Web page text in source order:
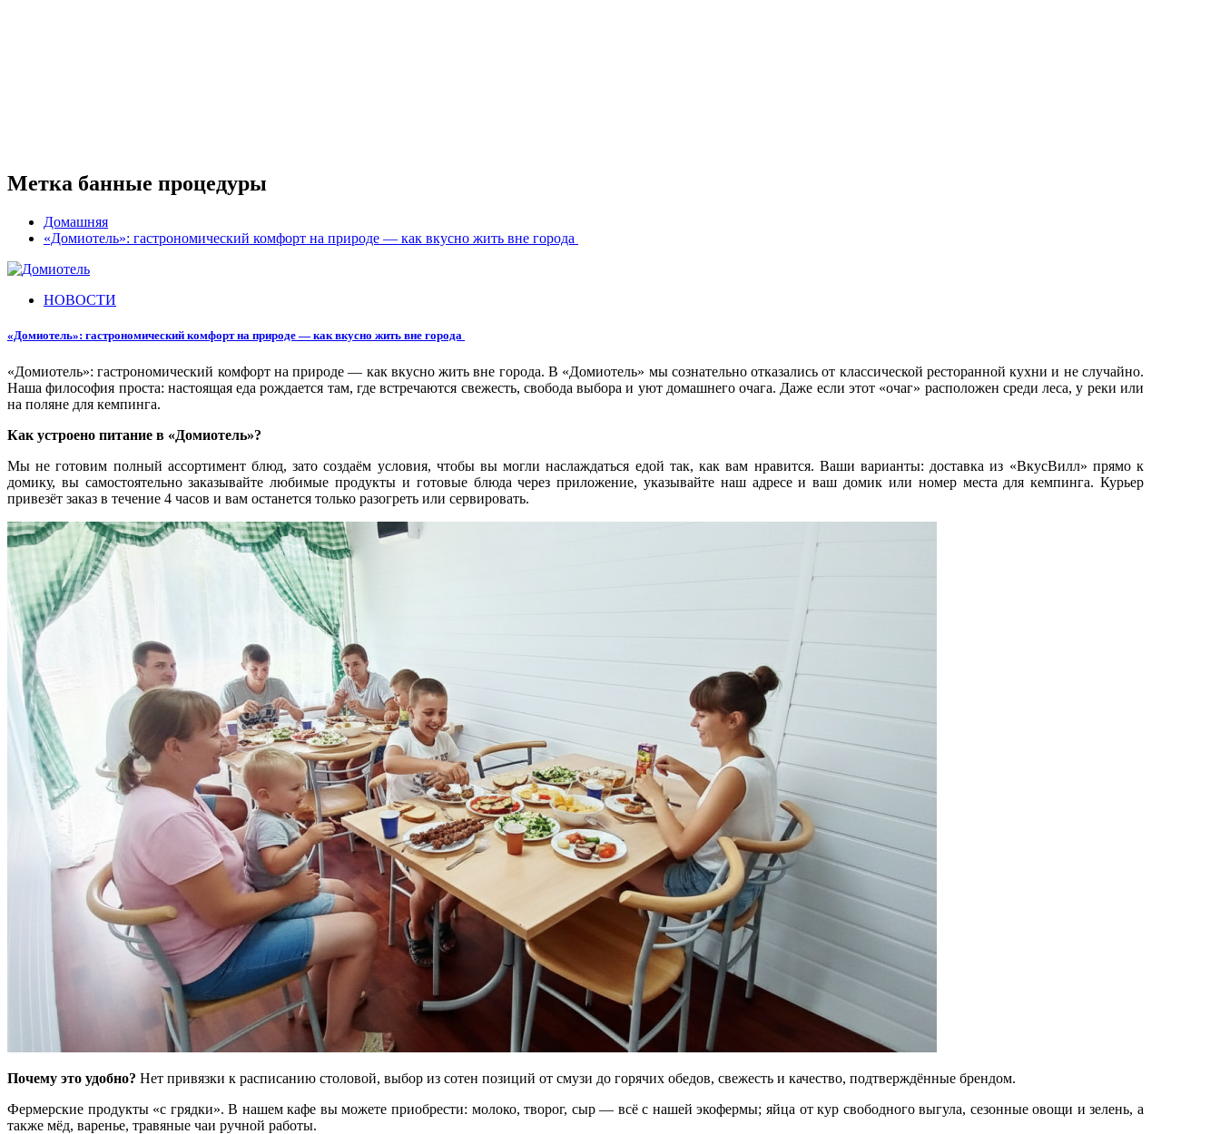
Метка банные процедуры
Домашняя
«Домиотель»: гастрономический комфорт на природе — как вкусно жить вне города
НОВОСТИ
«Домиотель»: гастрономический комфорт на природе — как вкусно жить вне города
«Домиотель»: гастрономический комфорт на природе — как вкусно жить вне города. В «Домиотель» мы сознательно отказались от классической ресторанной кухни и не случайно.
Наша философия проста: настоящая еда рождается там, где встречаются свежесть, свобода выбора и уют домашнего очага. Даже если этот «очаг» расположен среди леса, у реки или
на поляне для кемпинга.
Как устроено питание в «Домиотель»?
Мы не готовим полный ассортимент блюд, зато создаём условия, чтобы вы могли наслаждаться едой так, как вам нравится. Ваши варианты: доставка из «ВкусВилл» прямо к
домику, вы самостоятельно заказывайте любимые продукты и готовые блюда через приложение, указывайте наш адресе и ваш домик или номер места для кемпинга. Курьер
привезёт заказ в течение 4 часов и вам останется только разогреть или сервировать.
Почему это удобно? Нет привязки к расписанию столовой, выбор из сотен позиций от смузи до горячих обедов, свежесть и качество, подтверждённые брендом.
Фермерские продукты «с грядки». В нашем кафе вы можете приобрести: молоко, творог, сыр — всё с нашей экофермы; яйца от кур свободного выгула, сезонные овощи и зелень, а
также мёд, варенье, травяные чаи ручной работы.